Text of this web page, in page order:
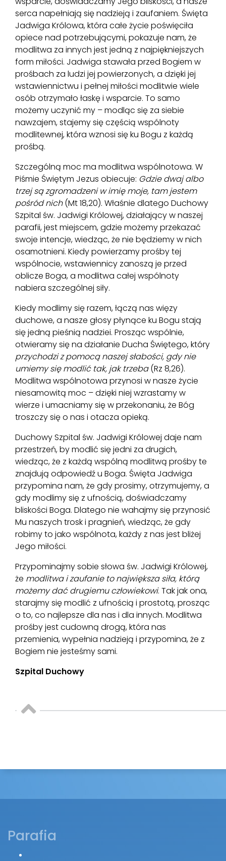
serca napełniają się nadzieją i zaufaniem. Święta
Jadwiga Królowa, która całe życie poświęciła
opiece nad potrzebującymi, pokazuje nam, że
modlitwa za innych jest jedną z najpiękniejszych
form miłości. Jadwiga stawała przed Bogiem w
prośbach za ludzi jej powierzonych, a dzięki jej
wstawiennictwu i pełnej miłości modlitwie wiele
osób otrzymało łaskę i wsparcie. To samo
możemy uczynić my – modląc się za siebie
nawzajem, stajemy się częścią wspólnoty
modlitewnej, która wznosi się ku Bogu z każdą
prośbą.
Szczególną moc ma modlitwa wspólnotowa. W
Piśmie Świętym Jezus obiecuje: Gdzie dwaj albo
trzej są zgromadzeni w imię moje, tam jestem
pośród nich(Mt 18,20). Właśnie dlatego Duchowy
Szpital św. Jadwigi Królowej, działający w naszej
parafii, jest miejscem, gdzie możemy przekazać
swoje intencje, wiedząc, że nie będziemy w nich
osamotnieni. Kiedy powierzamy prośby tej
wspólnocie, wstawiennicy zanoszą je przed
oblicze Boga, a modlitwa całej wspólnoty
nabiera szczególnej siły.
Kiedy modlimy się razem, łączą nas więzy
duchowe, a nasze głosy płynące ku Bogu stają
się jedną pieśnią nadziei. Prosząc wspólnie,
otwieramy się na działanie Ducha Świętego, który
przychodzi z pomocą naszej słabości, gdy nie
umiemy się modlić tak, jak trzeba(Rz 8,26).
Modlitwa wspólnotowa przynosi w nasze życie
niesamowitą moc – dzięki niej wzrastamy w
wierze i umacniamy się w przekonaniu, że Bóg
troszczy się o nas i otacza opieką.
Duchowy Szpital św. Jadwigi Królowej daje nam
przestrzeń, by modlić się jedni za drugich,
wiedząc, że z każdą wspólną modlitwą prośby te
znajdują odpowiedź u Boga. Święta Jadwiga
przypomina nam, że gdy prosimy, otrzymujemy, a
gdy modlimy się z ufnością, doświadczamy
bliskości Boga. Dlatego nie wahajmy się przynosić
Mu naszych trosk i pragnień, wiedząc, że gdy
robimy to jako wspólnota, każdy z nas jest bliżej
Jego miłości.
Przypominajmy sobie słowa św. Jadwigi Królowej,
że modlitwa i zaufanie to największa siła, którą
możemy dać drugiemu człowiekowi. Tak jak ona,
starajmy się modlić z ufnością i prostotą, prosząc
o to, co najlepsze dla nas i dla innych. Modlitwa
prośby jest cudowną drogą, która nas
przemienia, wypełnia nadzieją i przypomina, że z
Bogiem nie jesteśmy sami.
Szpital Duchowy
Parafia